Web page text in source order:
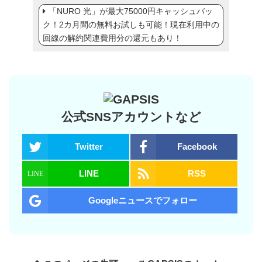
「NURO 光」が最大75000円キャッシュバッ
ク！2カ月間の無料お試しも可能！現在利用中の
回線の解約関連費用分の還元もあり！
公式SNSアカウントなど
Twitter Facebook
LINE RSS
Googleニュースでフォロー